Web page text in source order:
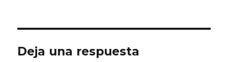
Deja una respuesta